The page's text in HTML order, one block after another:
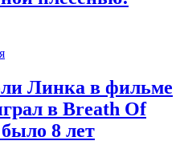
Линка в фильме
в Breath Of
8 лет